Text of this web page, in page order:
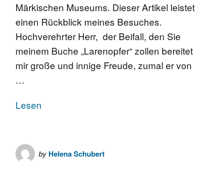
Märkischen Museums. Dieser Artikel leistet
einen Rückblick meines Besuches.
Hochverehrter Herr, der Beifall, den Sie
meinem Buche „Larenopfer“ zollen bereitet
mir große und innige Freude, zumal er von
…
Lesen
by Helena Schubert